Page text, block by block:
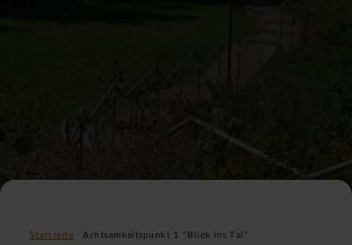
Startseite Achtsamkeitspunkt 1 "Blick ins Tal"